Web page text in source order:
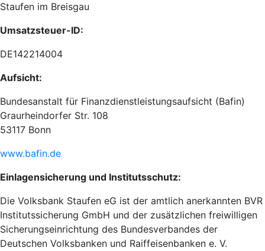
Staufen im Breisgau
Umsatzsteuer-ID:
DE142214004
Aufsicht:
Bundesanstalt für Finanzdienstleistungsaufsicht (Bafin)
Graurheindorfer Str. 108
53117 Bonn
www.bafin.de
Einlagensicherung und Institutsschutz:
Die Volksbank Staufen eG ist der amtlich anerkannten BVR
Institutssicherung GmbH und der zusätzlichen freiwilligen
Sicherungseinrichtung des Bundesverbandes der
Deutschen Volksbanken und Raiffeisenbanken e. V.